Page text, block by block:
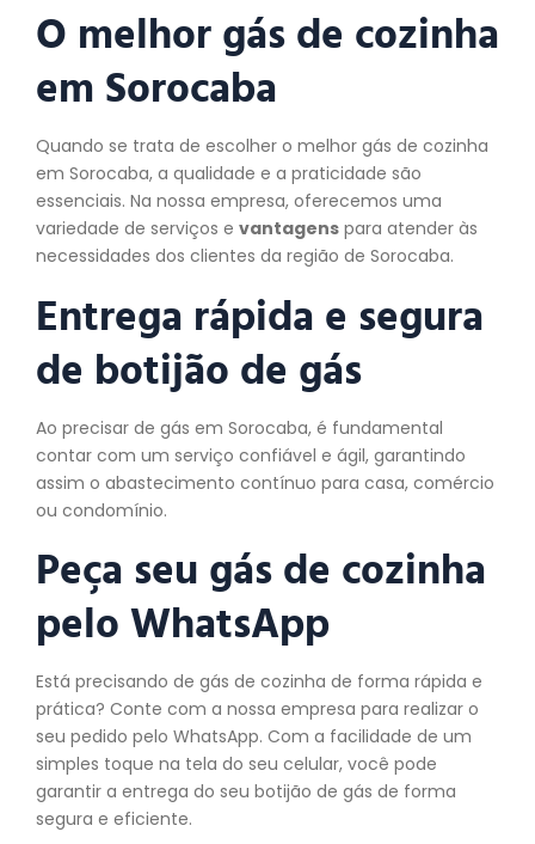
O melhor gás de cozinha
em Sorocaba
Quando se trata de escolher o melhor gás de cozinha
em Sorocaba, a qualidade e a praticidade são
essenciais. Na nossa empresa, oferecemos uma
variedade de serviços e vantagens para atender às
necessidades dos clientes da região de Sorocaba.
Entrega rápida e segura
de botijão de gás
Ao precisar de gás em Sorocaba, é fundamental
contar com um serviço confiável e ágil, garantindo
assim o abastecimento contínuo para casa, comércio
ou condomínio.
Peça seu gás de cozinha
pelo WhatsApp
Está precisando de gás de cozinha de forma rápida e
prática? Conte com a nossa empresa para realizar o
seu pedido pelo WhatsApp. Com a facilidade de um
simples toque na tela do seu celular, você pode
garantir a entrega do seu botijão de gás de forma
segura e eficiente.